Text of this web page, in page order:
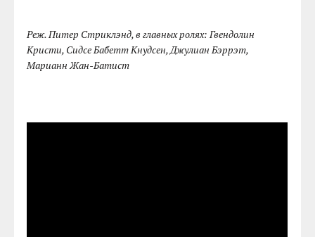
Реж. Питер Стриклэнд, в главных ролях: Гвендолин
Кристи, Сидсе Бабетт Кнудсен, Джулиан Бэррэт,
Марианн Жан-Батист